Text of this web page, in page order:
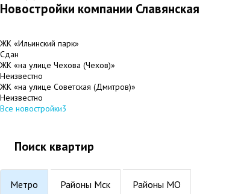
Представительства
Новостройки компании Славянская
ЖК «Ильинский парк»
Сдан
ЖК «на улице Чехова (Чехов)»
Неизвестно
ЖК «на улице Советская (Дмитров)»
Неизвестно
Все новостройки3
Поиск квартир
Метро Районы Мск Районы МО